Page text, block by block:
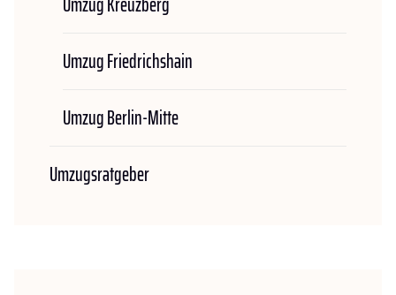
Umzug Friedrichshain
Umzug Berlin-Mitte
Umzugsratgeber